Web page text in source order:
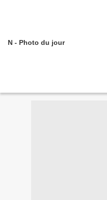
N - Photo du jour